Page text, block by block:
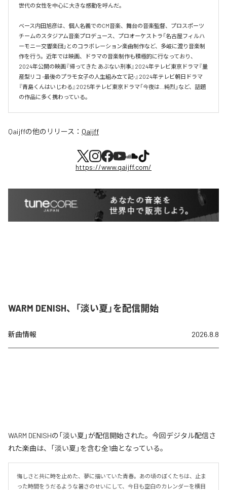
世代の女性を中心に大きな感動を呼んだ。
ベース内田旭彦は、個人名義でのCM音楽、舞台の音楽監督、プロスポーツ
チームのスタジアム音楽プロデュース、プロオーケストラ「名古屋フィルハ
ーモニー交響楽団」とのコラボレーション楽曲制作など、多岐に渡り音楽制
作を行う。近年では映画、ドラマの音楽制作も積極的に行なっており、
2024年公開の映画『帰ってきた あぶない刑事』2024年テレビ東京ドラマ『量
産型リコ -最後のプラモ女子の人生組み立て記-』2024年テレビ朝日ドラマ
『青島くんはいじわる』2025年テレビ東京ドラマ「今夜は…純烈」など、話題
の作品に多く携わっている。
Qaijffの他のリリース： Qaijff
https://www.qaijff.com/
WARM DENISH、「淡い夏」を配信開始
新曲情報 2026.8.8
WARM DENISHの「淡い夏」が配信開始された。今回デジタル配信さ
れた楽曲は、「淡い夏」を含む全1曲となっている。
悔しさと共に時を止めた、夢に描いていた青春。あの頃のぼくたちは、止ま
った時間をうだるような暑さのせいにして、今日も空白のカレンダーを横目